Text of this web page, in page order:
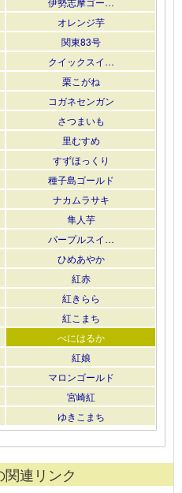
オレンジ芋
関東83号
クイックスイ…
栗こがね
コガネセンガン
さつまいも
里むすめ
すずほっくり
種子島ゴールド
ナカムラサキ
隼人芋
パープルスイ…
ひめあやか
紅赤
紅きらら
紅こまち
べにはるか
紅娘
マロンゴールド
宮崎紅
ゆきこまち
連リンク